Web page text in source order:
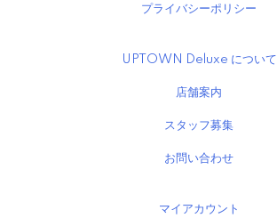
プライバシーポリシー
UPTOWN Deluxe について
店舗案内
スタッフ募集
お問い合わせ
マイアカウント